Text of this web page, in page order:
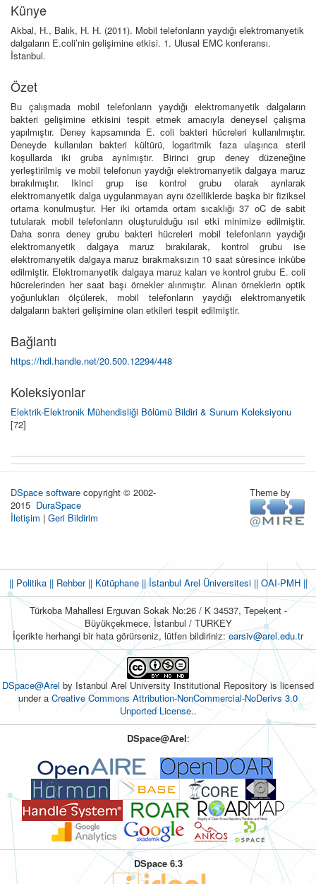
Künye
Akbal, H., Balık, H. H. (2011). Mobil telefonların yaydığı elektromanyetik
dalgaların E.coli’nin gelişimine etkisi. 1. Ulusal EMC konferansı.
İstanbul.
Özet
Bu çalışmada mobil telefonların yaydığı elektromanyetik dalgaların
bakteri gelişimine etkisini tespit etmek amacıyla deneysel çalışma
yapılmıştır. Deney kapsamında E. coli bakteri hücreleri kullanılmıştır.
Deneyde kullanılan bakteri kültürü, logaritmik faza ulaşınca steril
koşullarda iki gruba ayrılmıştır. Birinci grup deney düzeneğine
yerleştirilmiş ve mobil telefonun yaydığı elektromanyetik dalgaya maruz
bırakılmıştır. Ikinci grup ise kontrol grubu olarak ayrılarak
elektromanyetik dalga uygulanmayan aynı özelliklerde başka bir fiziksel
ortama konulmuştur. Her iki ortamda ortam sıcaklığı 37 oC de sabit
tutularak mobil telefonların oluşturulduğu ısıl etki minimize edilmiştir.
Daha sonra deney grubu bakteri hücreleri mobil telefonların yaydığı
elektromanyetik dalgaya maruz bırakılarak, kontrol grubu ise
elektromanyetik dalgaya maruz bırakmaksızın 10 saat süresince inkübe
edilmiştir. Elektromanyetik dalgaya maruz kalan ve kontrol grubu E. coli
hücrelerinden her saat başı örnekler alınmıştır. Alınan örneklerin optik
yoğunlukları ölçülerek, mobil telefonların yaydığı elektromanyetik
dalgaların bakteri gelişimine olan etkileri tespit edilmiştir.
Bağlantı
https://hdl.handle.net/20.500.12294/448
Koleksiyonlar
Elektrik-Elektronik Mühendisliği Bölümü Bildiri & Sunum Koleksiyonu
[72]
DSpace software copyright © 2002-
2015 DuraSpace
İletişim | Geri Bildirim
Theme by
|| Politika|| Rehber|| Kütüphane|| İstanbul Arel Üniversitesi ||OAI-PMH ||
Türkoba Mahallesi Erguvan Sokak No:26 / K 34537, Tepekent -
Büyükçekmece, İstanbul / TURKEY
İçerikte herhangi bir hata görürseniz, lütfen bildiriniz:earsiv@arel.edu.tr
DSpace@Arel by Istanbul Arel University Institutional Repository is licensed
under a Creative Commons Attribution-NonCommercial-NoDerivs 3.0
Unported License..
DSpace@Arel:
DSpace 6.3